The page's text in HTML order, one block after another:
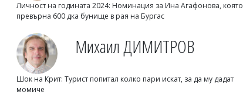
Личност на годината 2024: Номинация за Ина Агафонова, която
превърна 600 дка бунище в рая на Бургас
Михаил ДИМИТРОВ
Шок на Крит: Турист попитал колко пари искат, за да му дадат
момиче